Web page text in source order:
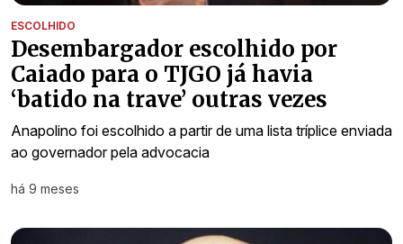
ESCOLHIDO
Desembargador escolhido por
Caiado para o TJGO já havia
‘batido na trave’ outras vezes
Anapolino foi escolhido a partir de uma lista tríplice enviada
ao governador pela advocacia
há 9 meses